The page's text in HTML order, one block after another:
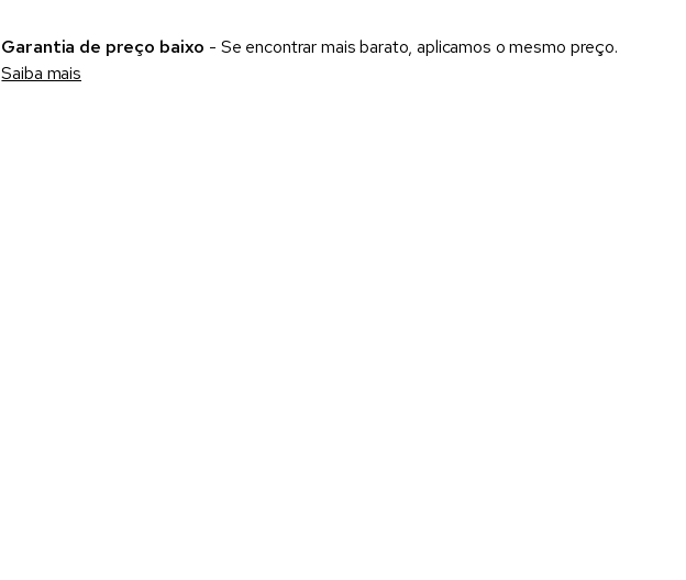
Garantia de preço baixo - Se encontrar mais barato, aplicamos o mesmo preço.
Saiba mais